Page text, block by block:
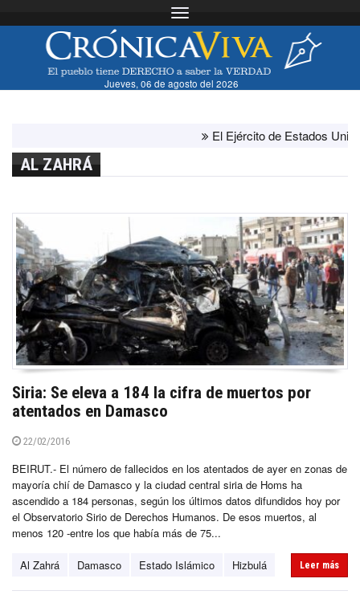
Toggle navigation
Jueves, 06 de agosto del 2026
El Ejército de Estados Unidos
AL ZAHRÁ
Siria: Se eleva a 184 la cifra de muertos por
atentados en Damasco
22/02/2016
BEIRUT.- El número de fallecidos en los atentados de ayer en zonas de
mayoría chií de Damasco y la ciudad central siria de Homs ha
ascendido a 184 personas, según los últimos datos difundidos hoy por
el Observatorio Sirio de Derechos Humanos. De esos muertos, al
menos 120 -entre los que había más de 75...
Al Zahrá Damasco Estado Islámico Hizbulá Leer más